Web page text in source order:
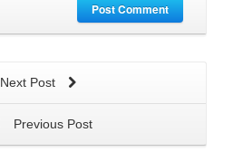
Post Comment
Next Post
Previous Post